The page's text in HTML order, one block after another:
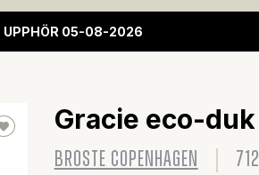
UPPHÖR 05-08-2026
Gracie eco-
BROSTE COPENHAGEN